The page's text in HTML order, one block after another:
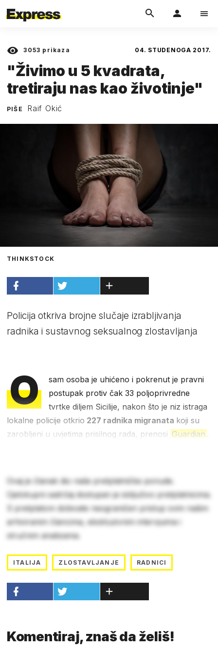
3053 prikaza 04. STUDENOGA 2017.
"Živimo u 5 kvadrata,
tretiraju nas kao životinje"
PIŠE Raif Okić
THINKSTOCK
Policija otkriva brojne slučaje izrabljivanja
radnika i sustavnog seksualnog zlostavljanja
O
sam osoba je uhićeno i pokrenut je pravni
postupak protiv čak 33 poljoprivredne
tvrtke diljem Sicilije, nakon što je niz istraga
lokalne policije otkrio 227 radnika migranata koji su
zarobljeni u uvjetima prisilnog rada, prenosi Guardian
Ovaj je članak dio naše pretplatničke ponude.
Cjelokupni sadržaj dostupan je isključivo pretplatnicima.
S pretplatom dobivate neograničen pristup svim našim
arhiviranim člancima, ekskluzivnim intervjuima i
stručnim analizama.
ITALIJA ZLOSTAVLJANJE RADNICI
Komentiraj, znaš da želiš!